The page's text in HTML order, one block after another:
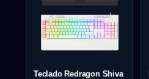
Teclado Redragon Shiva